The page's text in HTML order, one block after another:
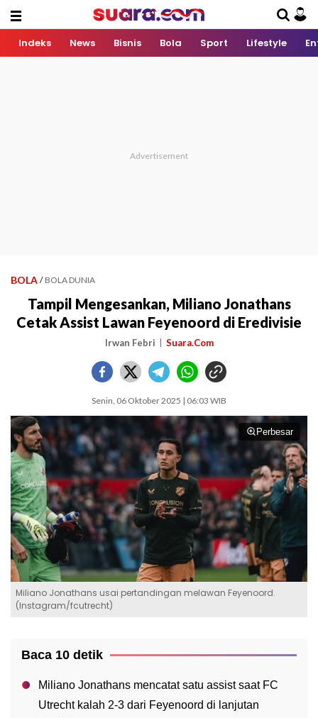
Indeks News Bisnis Bola Sport Lifestyle
BOLA / BOLA DUNIA
Tampil Mengesankan, Miliano Jonathans
Cetak Assist Lawan Feyenoord di Eredivisie
Irwan Febri Suara.Com
Senin, 06 Oktober 2025 | 06:03 WIB
Perbesar
Miliano Jonathans usai pertandingan melawan Feyenoord.
(Instagram/fcutrecht)
Baca 10 detik
Miliano Jonathans mencatat satu assist saat FC
Utrecht kalah 2-3 dari Feyenoord di lanjutan